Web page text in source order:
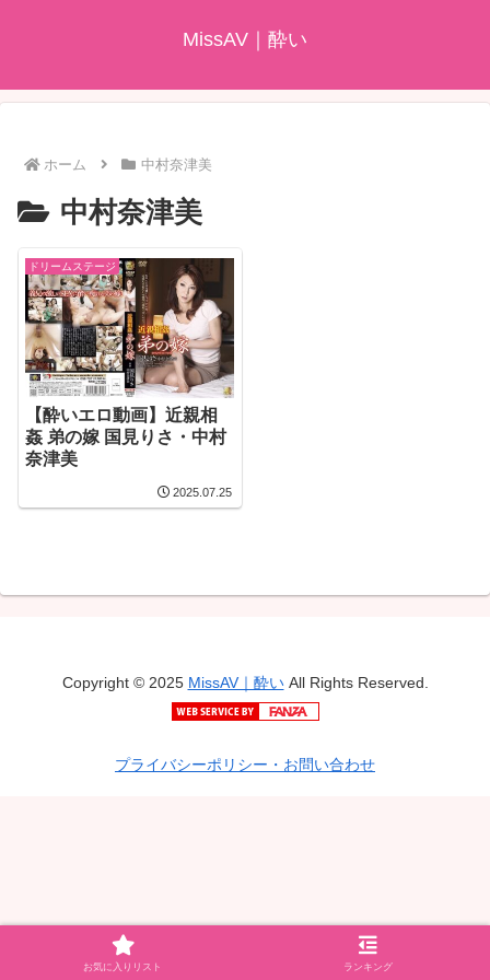
MissAV｜酔い
ホーム 中村奈津美
中村奈津美
ドリームステージ
【酔いエロ動画】近親相
姦 弟の嫁 国見りさ・中村
奈津美
2025.07.25
Copyright © 2025 MissAV｜酔いAll Rights Reserved.
プライバシーポリシー・お問い合わせ
お気に入りリスト ランキング